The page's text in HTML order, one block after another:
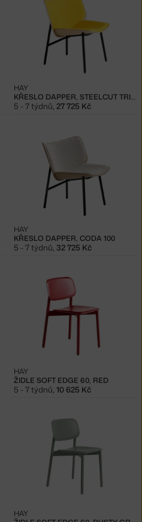
KŘESLO DAPPER, STEELCUT TRIO 446
HAY
5 - 7 týdnů 27 725 Kč
KŘESLO DAPPER, CODA 100
HAY
5 - 7 týdnů, 32 725 Kč
ŽIDLE SOFT EDGE 60, RED
HAY
5 - 7 týdnů, 10 625 Kč
HAY